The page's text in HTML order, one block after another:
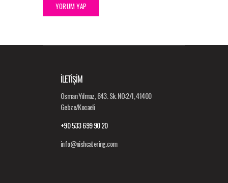
İLETİŞİM
Osman Yılmaz, 643. Sk. NO:2/1, 41400
Gebze/Kocaeli
+90 533 699 90 20
info@nishcatering.com